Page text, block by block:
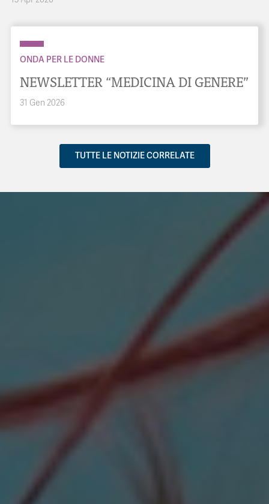
ONDA PER LE DONNE
NEWSLETTER “MEDICINA DI GENERE”
31 Gen 2026
TUTTE LE NOTIZIE CORRELATE